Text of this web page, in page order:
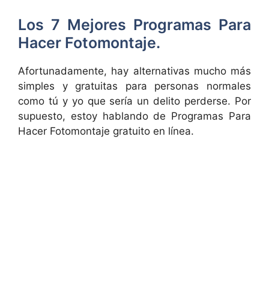
Los 7 Mejores Programas Para
Hacer Fotomontaje.
Afortunadamente, hay alternativas mucho más
simples y gratuitas para personas normales
como tú y yo que sería un delito perderse. Por
supuesto, estoy hablando de Programas Para
Hacer Fotomontaje gratuito en línea.